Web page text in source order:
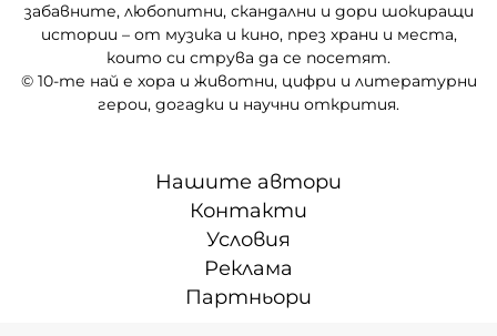
забавните, любопитни, скандални и дори шокиращи
истории – от музика и кино, през храни и места,
които си струва да се посетят.
© 10-те най е хора и животни, цифри и литературни
герои, догадки и научни открития.
Нашите автори
Контакти
Условия
Реклама
Партньори